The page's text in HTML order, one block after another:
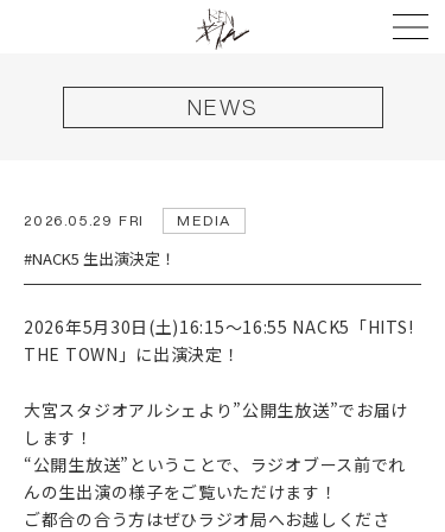
HOME
DISCOGRAPHY
GOODS
CONTACT
NEWS
2026.05.29 FRI MEDIA
#NACK5 生出演決定！
2026年5月30日(土)16:15～16:55 NACK5「HITS!
THE TOWN」に出演決定！
大宮スタジオアルシェより”公開生放送”でお届け
します！
“公開生放送”ということで、ラジオブース前でれ
んの生出演の様子をご覧いただけます！
ご都合の合う方はぜひラジオ局へお越しくださ